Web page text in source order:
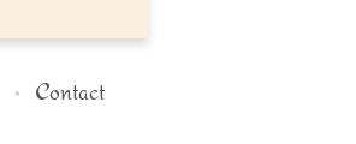
Contact